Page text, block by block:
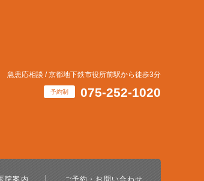
急患応相談 / 京都地下鉄市役所前駅から徒歩3分
予約制 075-252-1020